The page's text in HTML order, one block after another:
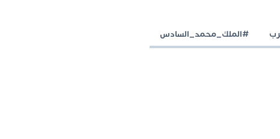
#الملك_محمد_السادس